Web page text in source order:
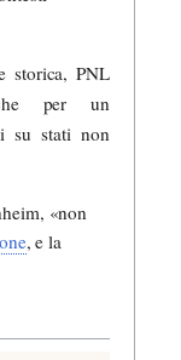
storica, PNL
per un
su stati non
«non
, e la